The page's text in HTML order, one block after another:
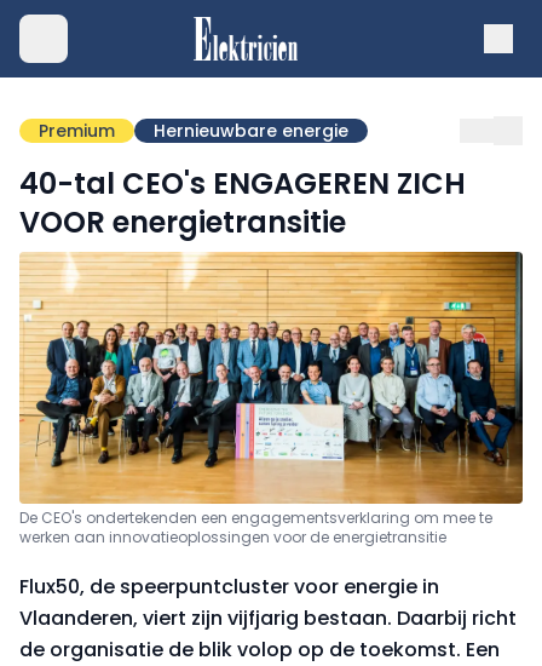
Premium Hernieuwbare energie
40-tal CEO's ENGAGEREN ZICH
VOOR energietransitie
De CEO's ondertekenden een engagementsverklaring om mee te
werken aan innovatieoplossingen voor de energietransitie
Flux50, de speerpuntcluster voor energie in
Vlaanderen, viert zijn vijfjarig bestaan. Daarbij richt
de organisatie de blik volop op de toekomst. Een